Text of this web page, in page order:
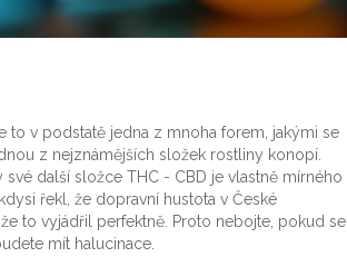
to v podstatě jedna z mnoha forem, jakými se
z nejznámějších složek rostliny konopí.
další složce THC - CBD je vlastně mírného
řekl, že dopravní hustota v České
to vyjádřil perfektně. Proto nebojte, pokud se
mít halucinace.